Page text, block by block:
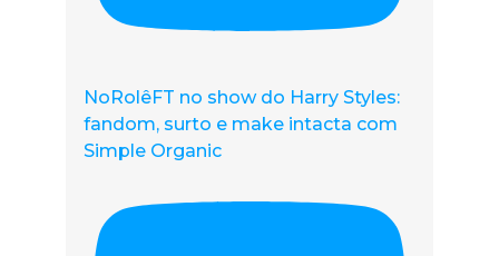
NoRolêFT no show do Harry Styles:
fandom, surto e make intacta com
Simple Organic